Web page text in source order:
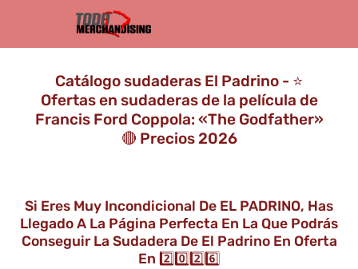
Catálogo sudaderas El Padrino - ⭐️
Ofertas en sudaderas de la película de
Francis Ford Coppola: «The Godfather»
🔴 Precios 2026
Si Eres Muy Incondicional De EL PADRINO, Has
Llegado A La Página Perfecta En La Que Podrás
Conseguir La Sudadera De El Padrino En Oferta
En 2️⃣0️⃣2️⃣6️⃣